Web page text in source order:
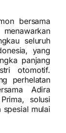
bersama
seluruh
yang
panjang
otomotif.
perhelatan
Adira
solusi
spesial mulai